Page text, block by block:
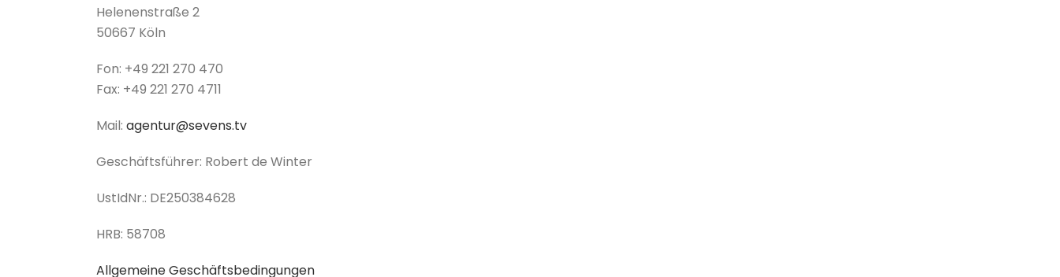
Helenenstraße 2
50667 Köln
Fon: +49 221 270 470
Fax: +49 221 270 4711
Mail: agentur@sevens.tv
Geschäftsführer: Robert de Winter
UstIdNr.: DE250384628
HRB: 58708
Allgemeine Geschäftsbedingungen